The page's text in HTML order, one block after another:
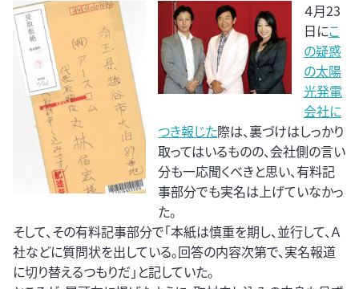
４月23
日にこ
の疑惑
の太陽
光発電
会社に
つき報じた際は、裏づけはしっかり
取ってはいるものの、会社側の言い
分も一応聞くべきと思い、有料記
事部分でも実名は上げていなかっ
た。
そして、その有料記事部分で「本紙は慎重を期し、並行して、Ａ
社などに質問状を出している。回答の内容次第で、実名報道
に切り替えるつもりだ」と記していた。